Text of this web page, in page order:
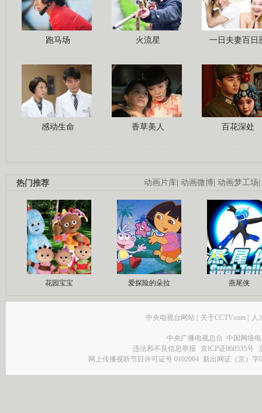
跑马场 火流星 一日夫妻百日
感动生命 香草美人 百花深处
动画片库| 动画微博| 动画梦工场|
热门推荐
花园宝宝 爱探险的朵拉 燕尾侠
中央电视台网站 | 关于CCTV.com | 人
中央广播电视总台 中国网络
违法和不良信息举报
京ICP证060535号
网上传播视听节目许可证号 0102004 新出网证（京）